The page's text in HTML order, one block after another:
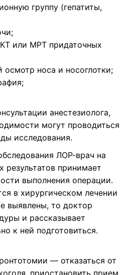
группу (гепатиты,
КТ или МРТ придаточных
осмотр носа и носоглотки;
анестезиолога,
могут проводиться
исследования.
ЛОР-врач на
результатов принимает
выполнения операции.
в хирургическом лечении
выявлены, то доктор
и рассказывает
к ней подготовиться.
— отказаться от
приостановить прием